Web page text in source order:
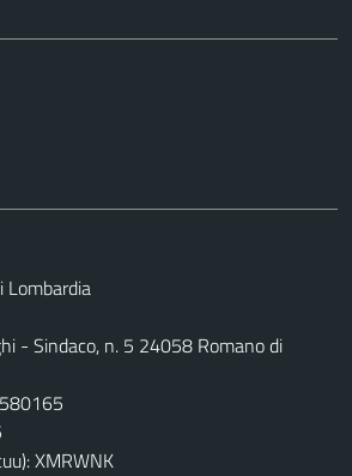
Lombardia
- Sindaco, n. 5 24058 Romano di
XMRWNK